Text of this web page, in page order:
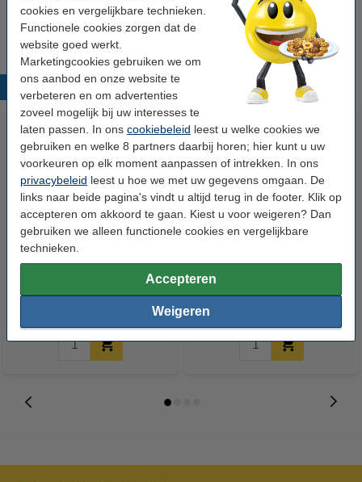
cookies en vergelijkbare technieken.
Functionele cookies zorgen dat de
website goed werkt.
Marketingcookies gebruiken we om
ons aanbod en onze website te
verbeteren en om advertenties
zoveel mogelijk bij uw interesses te
laten passen. In ons cookiebeleid leest u welke cookies we
gebruiken en welke 8 partners daarbij horen; hier kunt u uw
voorkeuren op elk moment aanpassen of intrekken. In ons
privacybeleid leest u hoe we met uw gegevens omgaan. De
links naar beide pagina's vindt u altijd terug in de footer. Klik op
accepteren om akkoord te gaan. Kiest u voor weigeren? Dan
gebruiken we alleen functionele cookies en vergelijkbare
technieken.
Accepteren
Weigeren
€ 94,50 Bestellen
Brother TN-135C toner cyaan
€ 137,50 Incl. 21% btw
Brother TN-135Y toner geel
€ 137,50 Incl. 21% btw